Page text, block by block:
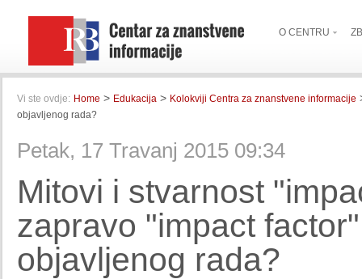
O CENTRU
Vi ste ovdje: Home > Edukacija > Kolokviji Centra za znanstvene informacije
objavljenog rada?
Petak, 17 Travanj 2015 09:34
Mitovi i stvarnost
zapravo "impact
objavljenog rada?